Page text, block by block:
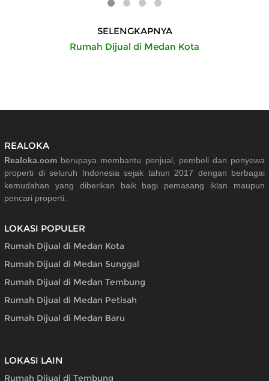
SELENGKAPNYA
Rumah Dijual di Medan Kota
REALOKA
Realoka.com berupaya membantu penjual, pembeli dan penyewa
properti di seluruh Indonesia sejak tahun 2017 dengan berbagai
kemudahan yang diberikan baik bagi pemasang iklan maupun
pencari properti.
LOKASI POPULER
Rumah Dijual di Medan Kota
Rumah Dijual di Medan Sunggal
Rumah Dijual di Medan Tembung
Rumah Dijual di Medan Petisah
Rumah Dijual di Medan Baru
LOKASI LAIN
Rumah Dijual di Tembung